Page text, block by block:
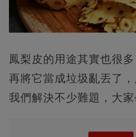
鳳梨皮的用途其實也很
再將它當成垃圾亂丟了
我們解決不少難題，大家